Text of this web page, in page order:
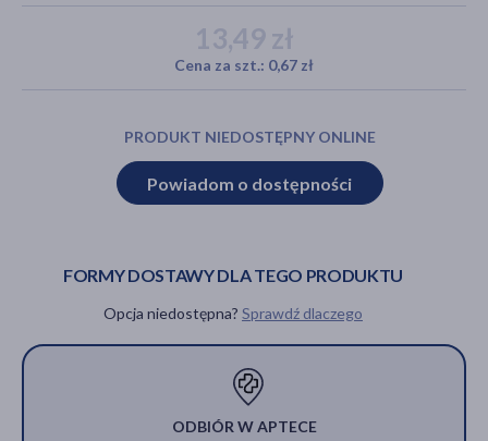
13,49 zł
Cena za szt.: 0,67 zł
PRODUKT NIEDOSTĘPNY ONLINE
Powiadom o dostępności
FORMY DOSTAWY DLA TEGO PRODUKTU
Opcja niedostępna? Sprawdź dlaczego
ODBIÓR W APTECE